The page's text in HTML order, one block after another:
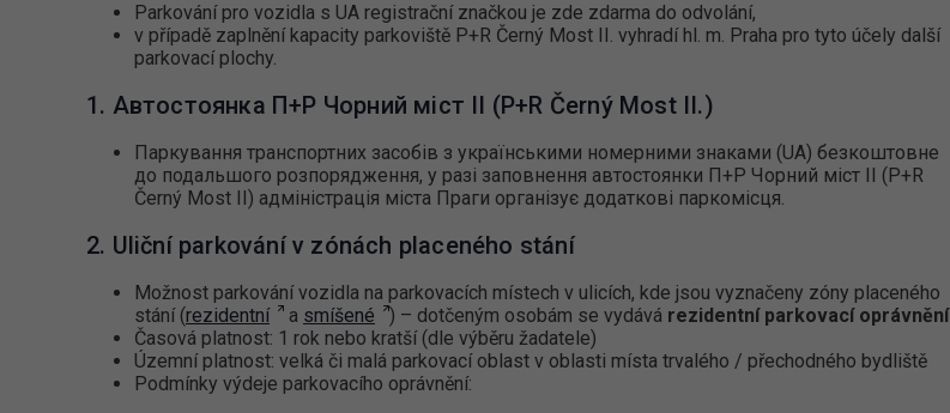
Parkování pro vozidla s UA registrační značkou je zde zdarma do odvolání,
v případě zaplnění kapacity parkoviště P+R Černý Most II. vyhradí hl. m. Praha pro tyto účely další
parkovací plochy.
1. Автостоянка П+Р Чорний міст ІІ (P+R Černý Most II.)
Паркування транспортних засобів з українськими номерними знаками (UA) безкоштовне
до подальшого розпорядження, у разі заповнення автостоянки П+Р Чорний міст ІІ (P+R
Černý Most II) адміністрація міста Праги організує додаткові паркомісця.
2. Uliční parkování v zónách placeného stání
Možnost parkování vozidla na parkovacích místech v ulicích, kde jsou vyznačeny zóny placeného
stání (rezidentní a smíšené ) – dotčeným osobám se vydává rezidentní parkovací oprávnění
Časová platnost: 1 rok nebo kratší (dle výběru žadatele)
Územní platnost: velká či malá parkovací oblast v oblasti místa trvalého / přechodného bydliště
Podmínky výdeje parkovacího oprávnění: